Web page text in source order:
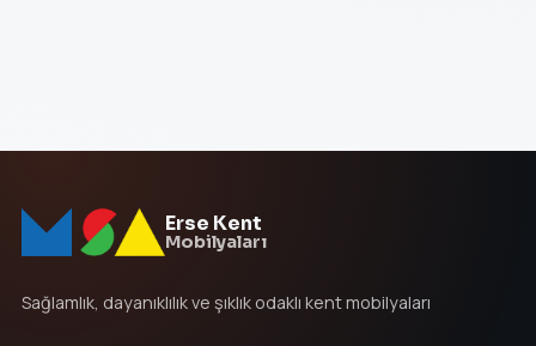
Erse Kent
Mobilyaları
Sağlamlık, dayanıklılık ve şıklık odaklı kent mobilyaları